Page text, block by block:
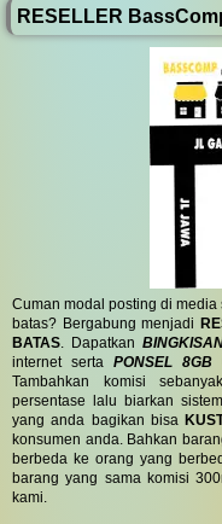
RESELLER
Cuman modal posting di
batas? Bergabung menjadi
BATAS. Dapatkan
internet serta PONSEL 8GB
Tambahkan komisi
persentase lalu biarkan
yang anda bagikan bisa
konsumen anda. Bahkan
berbeda ke orang yang
barang yang sama komisi
kami.